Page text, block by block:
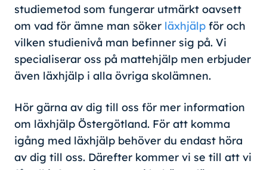
studiemetod som fungerar utmärkt oavsett
om vad för ämne man söker läxhjälp för och
vilken studienivå man befinner sig på. Vi
specialiserar oss på mattehjälp men erbjuder
även läxhjälp i alla övriga skolämnen.
Hör gärna av dig till oss för mer information
om läxhjälp Östergötland. För att komma
igång med läxhjälp behöver du endast höra
av dig till oss. Därefter kommer vi se till att vi